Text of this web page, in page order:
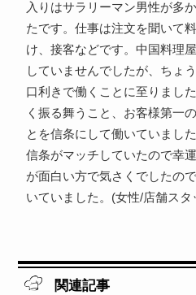
入りはサラリーマン男性が多
たです。仕事は注文を聞いて
け、接客などです。中国料理
していませんでしたが、ちょ
口利きで働くことに至りまし
く振る舞うこと、お客様第一
とを信条にして働いていまし
信条がマッチしていたので幸
が面白い方で気さくでしたの
いていました。(女性/店舗スタ
関連記事